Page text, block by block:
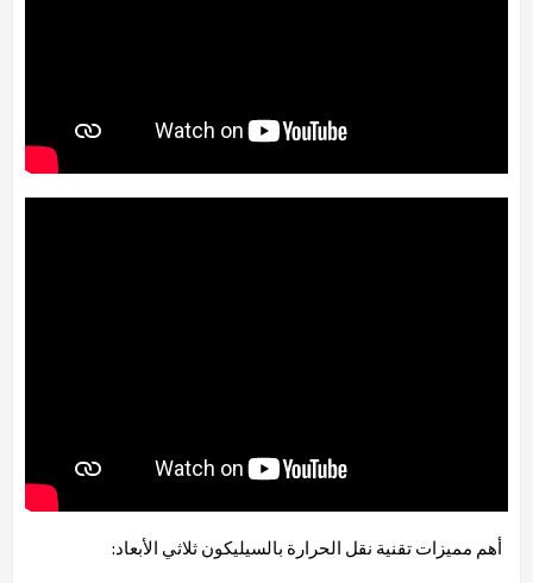
أهم مميزات تقنية نقل الحرارة بالسيليكون ثلاثي الأبعاد: